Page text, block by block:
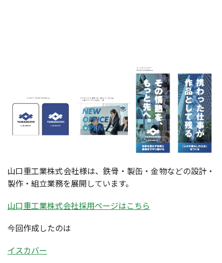
山口重工業株式会社様は、鉄骨・製缶・金物などの設計・
製作・組立業務を展開しています。
山口重工業株式会社採用ページはこちら
今回作成したのは
イスカバー